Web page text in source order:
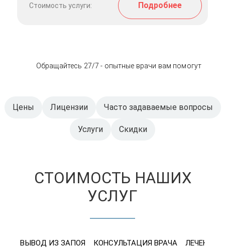
Стоимость услуги: Подробнее
Обращайтесь 27/7 - опытные врачи вам помогут
Цены Лицензии Часто задаваемые вопросы
Услуги Скидки
СТОИМОСТЬ НАШИХ
УСЛУГ
ВЫВОД ИЗ ЗАПОЯ КОНСУЛЬТАЦИЯ ВРАЧА ЛЕЧЕНИЕ